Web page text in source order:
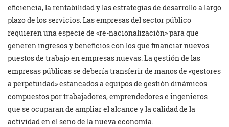
eficiencia, la rentabilidad y las estrategias de desarrollo a largo
plazo de los servicios. Las empresas del sector público
requieren una especie de «re-nacionalización» para que
generen ingresos y beneficios con los que financiar nuevos
puestos de trabajo en empresas nuevas. La gestión de las
empresas públicas se debería transferir de manos de «gestores
a perpetuidad» estancados a equipos de gestión dinámicos
compuestos por trabajadores, emprendedores e ingenieros
que se ocuparan de ampliar el alcance y la calidad de la
actividad en el seno de la nueva economía.